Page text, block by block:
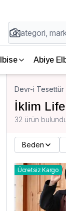
Abiye
Devr-i Tesettür
İklim
32 ürün
Beden
Ücretsiz Kargo